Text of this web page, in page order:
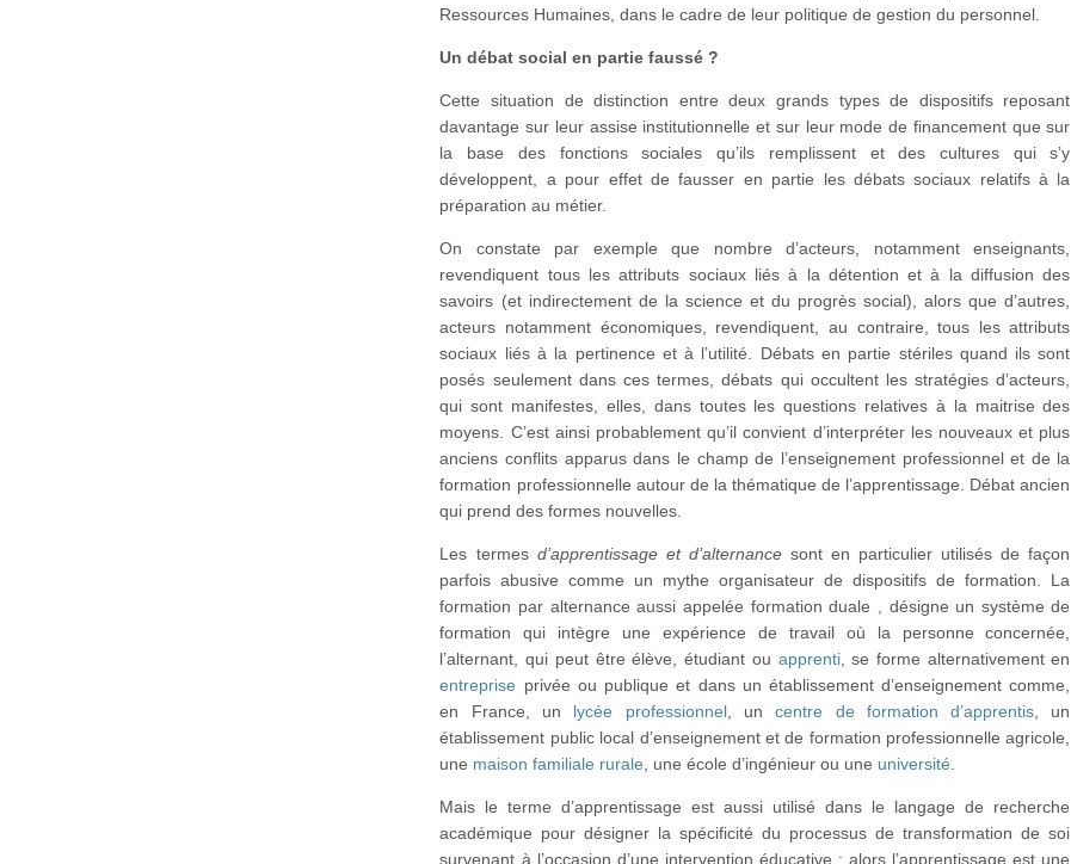
Ressources Humaines, dans le cadre de leur politique de gestion du personnel.
Un débat social en partie faussé ?
Cette situation de distinction entre deux grands types de dispositifs reposant
davantage sur leur assise institutionnelle et sur leur mode de financement que sur
la base des fonctions sociales qu’ils remplissent et des cultures qui s’y
développent, a pour effet de fausser en partie les débats sociaux relatifs à la
préparation au métier.
On constate par exemple que nombre d’acteurs, notamment enseignants,
revendiquent tous les attributs sociaux liés à la détention et à la diffusion des
savoirs (et indirectement de la science et du progrès social), alors que d’autres,
acteurs notamment économiques, revendiquent, au contraire, tous les attributs
sociaux liés à la pertinence et à l’utilité. Débats en partie stériles quand ils sont
posés seulement dans ces termes, débats qui occultent les stratégies d’acteurs,
qui sont manifestes, elles, dans toutes les questions relatives à la maitrise des
moyens. C’est ainsi probablement qu’il convient d’interpréter les nouveaux et plus
anciens conflits apparus dans le champ de l’enseignement professionnel et de la
formation professionnelle autour de la thématique de l’apprentissage. Débat ancien
qui prend des formes nouvelles.
Les termes d’apprentissage et d’alternancesont en particulier utilisés de façon
parfois abusive comme un mythe organisateur de dispositifs de formation. La
formation par alternance aussi appelée formation duale , désigne un système de
formation qui intègre une expérience de travail où la personne concernée,
l’alternant, qui peut être élève, étudiant ou apprenti, se forme alternativement en
entreprise privée ou publique et dans un établissement d’enseignement comme,
en France, un lycée professionnel, uncentre de formation d’apprentis , un
établissement public local d’enseignement et de formation professionnelle agricole,
une maison familiale rurale , une école d’ingénieur ou une université
Mais le terme d’apprentissage est aussi utilisé dans le langage de recherche
académique pour désigner la spécificité du processus de transformation de soi
survenant à l’occasion d’une intervention éducative : alors l’apprentissage est une